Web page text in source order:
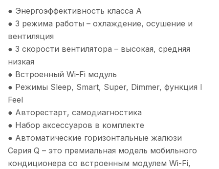
● Энергоэффективность класса А
● 3 режима работы – охлаждение, осушение и
вентиляция
● 3 скорости вентилятора – высокая, средняя
низкая
● Встроенный Wi-Fi модуль
● Режимы Sleep, Smart, Super, Dimmer, функция I
Feel
● Авторестарт, самодиагностика
● Набор аксессуаров в комплекте
● Автоматические горизонтальные жалюзи
Серия Q – это премиальная модель мобильного
кондиционера со встроенным модулем Wi-Fi,